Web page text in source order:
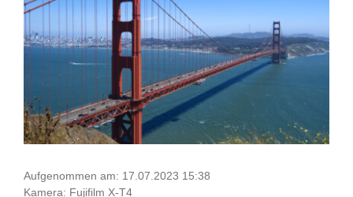
Aufgenommen am: 17.07.2023 15:38
Kamera: Fujifilm X-T4